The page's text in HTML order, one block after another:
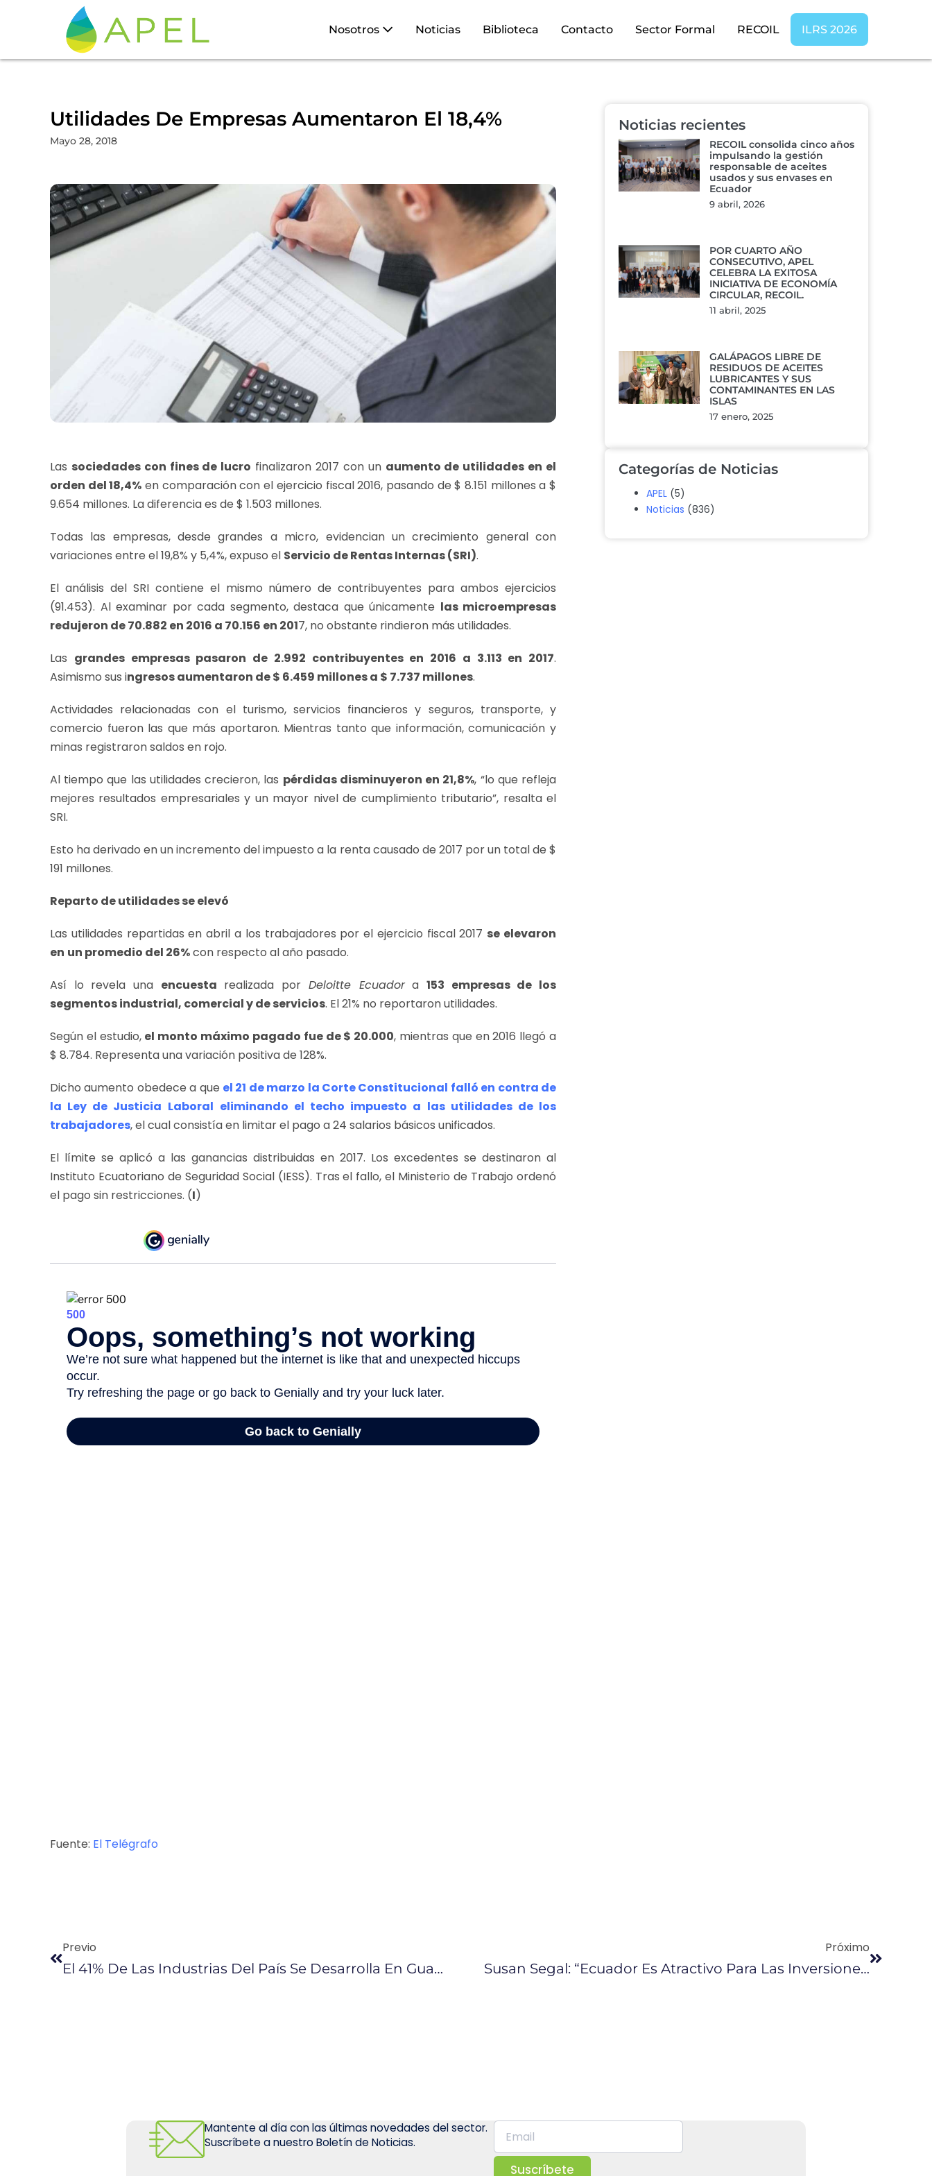
Nosotros Noticias Biblioteca Contacto Sector Formal RECOIL ILRS 2026
Utilidades De Empresas Aumentaron El 18,4%
Mayo 28, 2018
Las sociedades con fines de lucro finalizaron 2017 con un aumento de utilidades en el
orden del 18,4% en comparación con el ejercicio fiscal 2016, pasando de $ 8.151 millones a $
9.654 millones. La diferencia es de $ 1.503 millones.
Todas las empresas, desde grandes a micro, evidencian un crecimiento general con
variaciones entre el 19,8% y 5,4%, expuso el Servicio de Rentas Internas (SRI).
El análisis del SRI contiene el mismo número de contribuyentes para ambos ejercicios
(91.453). Al examinar por cada segmento, destaca que únicamente las microempresas
redujeron de 70.882 en 2016 a 70.156 en 2017, no obstante rindieron más utilidades.
Las grandes empresas pasaron de 2.992 contribuyentes en 2016 a 3.113 en 2017.
Asimismo sus ingresos aumentaron de $ 6.459 millones a $ 7.737 millones.
Actividades relacionadas con el turismo, servicios financieros y seguros, transporte, y
comercio fueron las que más aportaron. Mientras tanto que información, comunicación y
minas registraron saldos en rojo.
Al tiempo que las utilidades crecieron, las pérdidas disminuyeron en 21,8%, “lo que refleja
mejores resultados empresariales y un mayor nivel de cumplimiento tributario”, resalta el
SRI.
Esto ha derivado en un incremento del impuesto a la renta causado de 2017 por un total de $
191 millones.
Reparto de utilidades se elevó
Las utilidades repartidas en abril a los trabajadores por el ejercicio fiscal 2017 se elevaron
en un promedio del 26%con respecto al año pasado.
Así lo revela una encuesta realizada por Deloitte Ecuadora 153 empresas de los
segmentos industrial, comercial y de servicios. El 21% no reportaron utilidades.
Según el estudio, el monto máximo pagado fue de $ 20.000, mientras que en 2016 llegó a
$ 8.784. Representa una variación positiva de 128%.
Dicho aumento obedece a que el 21 de marzo la Corte Constitucional falló en contra de
la Ley de Justicia Laboral eliminando el techo impuesto a las utilidades de los
trabajadores, el cual consistía en limitar el pago a 24 salarios básicos unificados.
El límite se aplicó a las ganancias distribuidas en 2017. Los excedentes se destinaron al
Instituto Ecuatoriano de Seguridad Social (IESS). Tras el fallo, el Ministerio de Trabajo ordenó
el pago sin restricciones. (I)
Fuente: El Telégrafo
Noticias recientes
RECOIL consolida cinco años
impulsando la gestión
responsable de aceites
usados y sus envases en
Ecuador
9 abril, 2026
POR CUARTO AÑO
CONSECUTIVO, APEL
CELEBRA LA EXITOSA
INICIATIVA DE ECONOMÍA
CIRCULAR, RECOIL.
11 abril, 2025
GALÁPAGOS LIBRE DE
RESIDUOS DE ACEITES
LUBRICANTES Y SUS
CONTAMINANTES EN LAS
ISLAS
17 enero, 2025
Categorías de Noticias
APEL (5)
Noticias (836)
Previo
El 41% De Las Industrias Del País Se Desarrolla En Guayas
Próximo
Susan Segal: “Ecuador Es Atractivo Para Las Inversiones”
Mantente al día con las últimas novedades del sector.
Suscríbete a nuestro Boletín de Noticias.
Suscríbete